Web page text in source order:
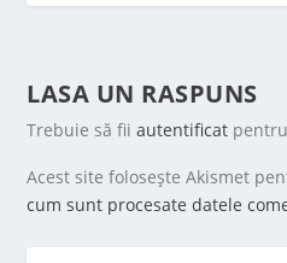
LASA UN RASPUNS
Trebuie să fiiautentificat
Acest site folosește Akismet
cum sunt procesate datele